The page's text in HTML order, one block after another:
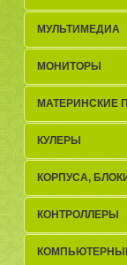
МУЛЬТИМЕДИА
МОНИТОРЫ
МАТЕРИНСКИЕ
КУЛЕРЫ
КОРПУСА,
КОНТРОЛЛЕРЫ